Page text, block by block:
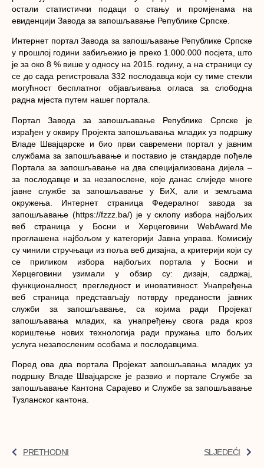
остали статистички подаци о стању и промјенама на
евиденцији Завода за запошљавање Републике Српске.
Интернет портал Завода за запошљавање Републике Српске
у прошлој години забиљежио је преко 1.000.000 посјета, што
је за око 8 % више у односу на 2015. годину, а на страници су
се до сада регистровала 332 послодавца који су тиме стекли
могућност бесплатног објављивања огласа за слободна
радна мјеста путем нашег портала.
Портал Завода за запошљавање Републике Српске је
израђен у оквиру Пројекта запошљавања младих уз подршку
Владе Швајцарске и био први савремени портал у јавним
службама за запошљавање и поставио је стандарде пођеле
Портала за запошљавање на два специјализована дијела –
за послодавце и за незапослене, које данас слиједе многе
јавне службе за запошљавање у БиХ, али и земљама
окружења. Интернет страница Федералног завода за
запошљавање (https://fzzz.ba/) је у склопу избора најбољих
веб страница у Босни и Херцеговини WebAward.Me
проглашена најбољом у категорији Јавна управа. Комисију
су чинили стручњаци из поља веб дизајна, а критерији који су
се приликом избора најбољих портала у Босни и
Херцеговини узимали у обзир су: дизајн, садржај,
функционалност, прегледност и иновативност. Унапређења
веб страница представљају потврду преданости јавних
служби за запошљавање, са којима ради Пројекат
запошљавања младих, ка унапређењу свога рада кроз
кориштење нових технологија ради пружања што бољих
услуга незапосленим особама и послодавцима.
Поред ова два портала Пројекат запошљавања младих уз
подршку Владе Швајцарске је развио и портале Службе за
запошљавање Кантона Сарајево и Службе за запошљавање
Тузланског кантона.
PRETHODNI SLJEDEĆI